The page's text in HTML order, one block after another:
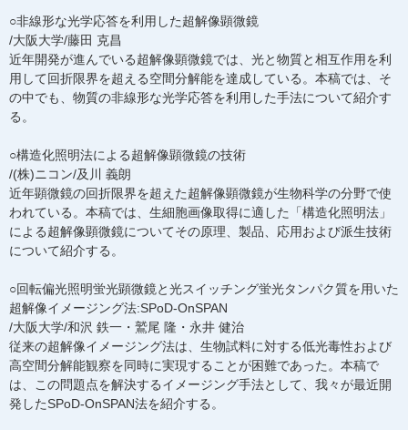
○非線形な光学応答を利用した超解像顕微鏡
/大阪大学/藤田 克昌
近年開発が進んでいる超解像顕微鏡では、光と物質と相互作用を利
用して回折限界を超える空間分解能を達成している。本稿では、そ
の中でも、物質の非線形な光学応答を利用した手法について紹介す
る。
○構造化照明法による超解像顕微鏡の技術
/(株)ニコン/及川 義朗
近年顕微鏡の回折限界を超えた超解像顕微鏡が生物科学の分野で使
われている。本稿では、生細胞画像取得に適した「構造化照明法」
による超解像顕微鏡についてその原理、製品、応用および派生技術
について紹介する。
○回転偏光照明蛍光顕微鏡と光スイッチング蛍光タンパク質を用いた
超解像イメージング法:SPoD-OnSPAN
/大阪大学/和沢 鉄一・鷲尾 隆・永井 健治
従来の超解像イメージング法は、生物試料に対する低光毒性および
高空間分解能観察を同時に実現することが困難であった。本稿で
は、この問題点を解決するイメージング手法として、我々が最近開
発したSPoD-OnSPAN法を紹介する。